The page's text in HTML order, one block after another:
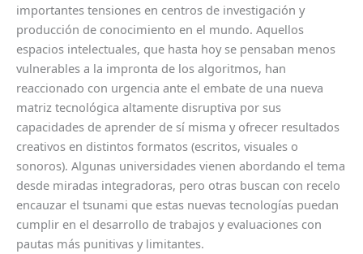
importantes tensiones en centros de investigación y
producción de conocimiento en el mundo. Aquellos
espacios intelectuales, que hasta hoy se pensaban menos
vulnerables a la impronta de los algoritmos, han
reaccionado con urgencia ante el embate de una nueva
matriz tecnológica altamente disruptiva por sus
capacidades de aprender de sí misma y ofrecer resultados
creativos en distintos formatos (escritos, visuales o
sonoros). Algunas universidades vienen abordando el tema
desde miradas integradoras, pero otras buscan con recelo
encauzar el tsunami que estas nuevas tecnologías puedan
cumplir en el desarrollo de trabajos y evaluaciones con
pautas más punitivas y limitantes.